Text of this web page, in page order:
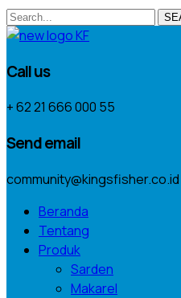
Call us
+ 62 21 666 000 55
Send email
community@kingsfisher.co.id
Beranda
Tentang
Produk
Sarden
Makarel